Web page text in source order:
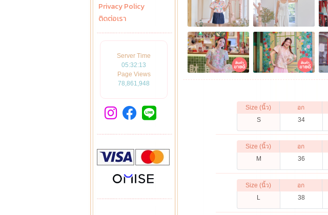
Privacy Policy
ติดต่อเรา
Server Time
05:32:15
Page Views
78,861,948
Size (นิ้ว)
S
อก
34
Size (นิ้ว)
M
อก
36
Size (นิ้ว)
L
อก
38